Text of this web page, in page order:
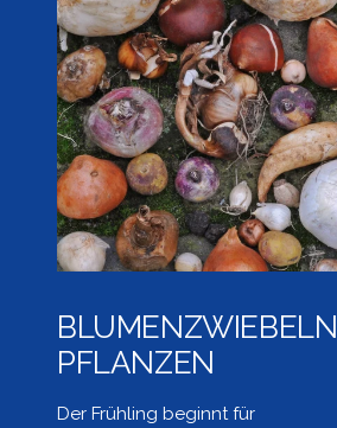
BLUMENZWIEBELN
PFLANZEN
Der Frühling beginnt für